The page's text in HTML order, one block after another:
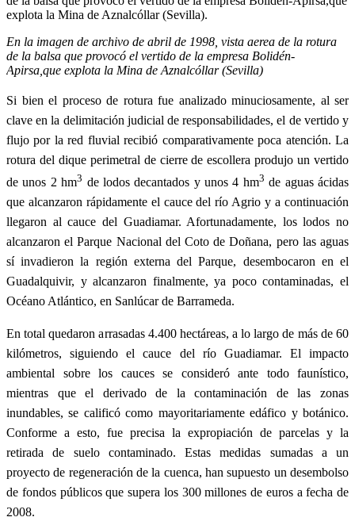
En la imagen de archivo de abril de 1998, vista aerea de la rotura
de la balsa que provocó el vertido de la empresa Bolidén-
Apirsa,que explota la Mina de Aznalcóllar (Sevilla)
Si bien el proceso de rotura fue analizado minuciosamente, al ser
clave en la delimitación judicial de responsabilidades, el de vertido y
flujo por la red fluvial recibió comparativamente poca atención. La
rotura del dique perimetral de cierre de escollera produjo un vertido
de unos 2 hm3 de lodos decantados y unos 4 hm3 de aguas ácidas
que alcanzaron rápidamente el cauce del río Agrio y a continuación
llegaron al cauce del Guadiamar. Afortunadamente, los lodos no
alcanzaron el Parque Nacional del Coto de Doñana, pero las aguas
sí invadieron la región externa del Parque, desembocaron en el
Guadalquivir, y alcanzaron finalmente, ya poco contaminadas, el
Océano Atlántico, en Sanlúcar de Barrameda.
En total quedaron arrasadas 4.400 hectáreas, a lo largo de más de 60
kilómetros, siguiendo el cauce del río Guadiamar. El impacto
ambiental sobre los cauces se consideró ante todo faunístico,
mientras que el derivado de la contaminación de las zonas
inundables, se calificó como mayoritariamente edáfico y botánico.
Conforme a esto, fue precisa la expropiación de parcelas y la
retirada de suelo contaminado. Estas medidas sumadas a un
proyecto de regeneración de la cuenca, han supuesto un desembolso
de fondos públicos que supera los 300 millones de euros a fecha de
2008.